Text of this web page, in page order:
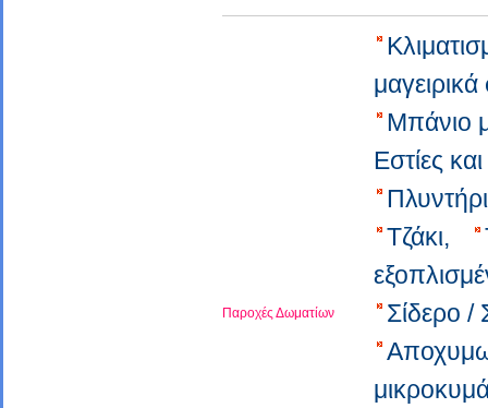
Παροχές Δωματίων
Μπάνιο
Εστίες
Τζάκι,
Σίδερο